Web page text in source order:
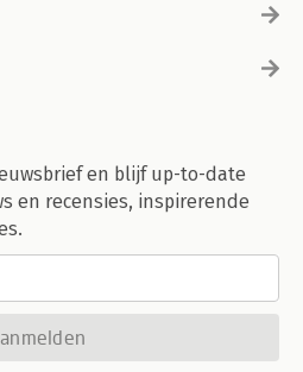
en blijf up-to-date
en recensies, inspirerende